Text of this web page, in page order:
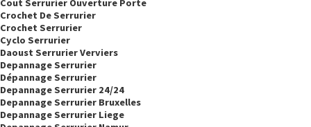
Cout Serrurier Ouverture Porte
Crochet De Serrurier
Crochet Serrurier
Cyclo Serrurier
Daoust Serrurier Verviers
Depannage Serrurier
Dépannage Serrurier
Depannage Serrurier 24/24
Depannage Serrurier Bruxelles
Depannage Serrurier Liege